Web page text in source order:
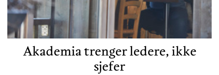
Akademia trenger ledere, ikke
sjefer